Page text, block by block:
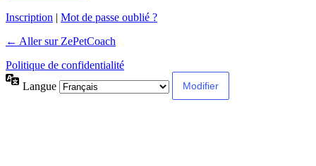
Inscription | Mot de passe oublié ?
← Aller sur ZePetCoach
Politique de confidentialité
Langue